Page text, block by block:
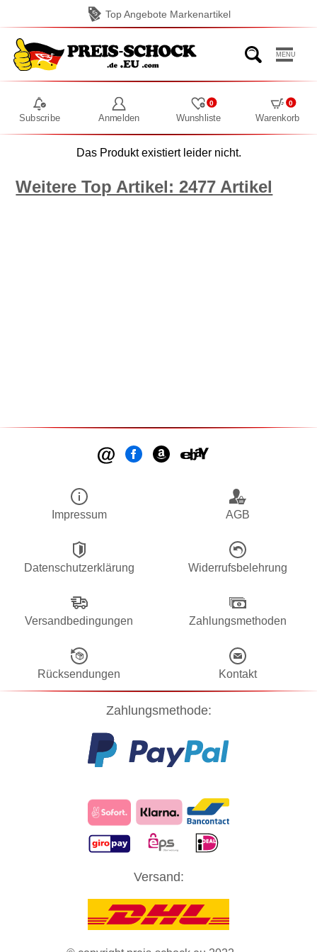
zu Ihren Rechten als Benutzer finden Sie in unserer
Cookies zu akzeptieren und direkt unsere Website besuchen zu
ZUSTIMMUNG
Top Angebote Markenartikel
MENU
Subscribe Anmelden Wunshliste
0
Warenkorb
0
Das Produkt existiert leider nicht.
Weitere Top Artikel: 2477 Artikel
Impressum AGB
Datenschutzerklärung Widerrufsbelehrung
Versandbedingungen Zahlungsmethoden
Rücksendungen Kontakt
Zahlungsmethode:
Versand: